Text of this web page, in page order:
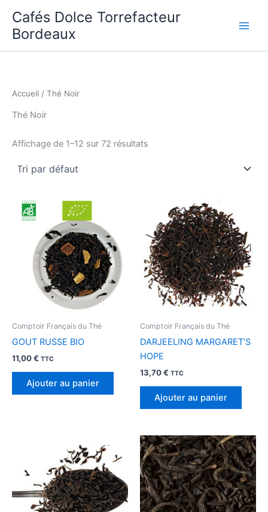
contenu
Cafés Dolce Torrefacteur
Bordeaux
Accueil / Thé Noir
Thé Noir
Affichage de 1–12 sur 72 résultats
Comptoir Français du Thé
GOUT RUSSE BIO
11,00€ TTC
Ajouter au panier
Comptoir Français du Thé
DARJEELING MARGARET’S
HOPE
13,70€ TTC
Ajouter au panier